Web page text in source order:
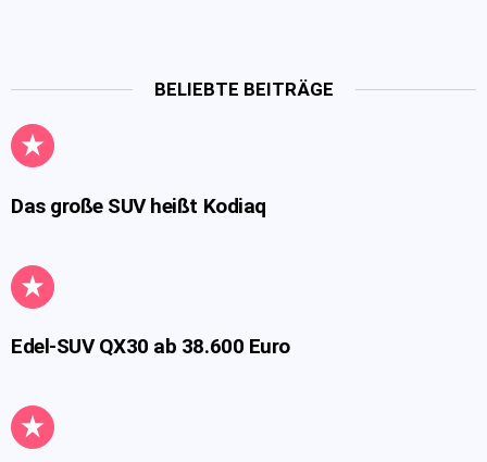
BELIEBTE BEITRÄGE
Das große SUV heißt Kodiaq
Edel-SUV QX30 ab 38.600 Euro